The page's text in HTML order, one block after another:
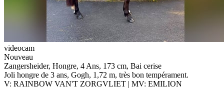
videocam
Nouveau
Zangersheider, Hongre, 4 Ans, 173 cm, Bai cerise
Joli hongre de 3 ans, Gogh, 1,72 m, très bon tempérament.
V: RAINBOW VAN'T ZORGVLIET | MV: EMILION